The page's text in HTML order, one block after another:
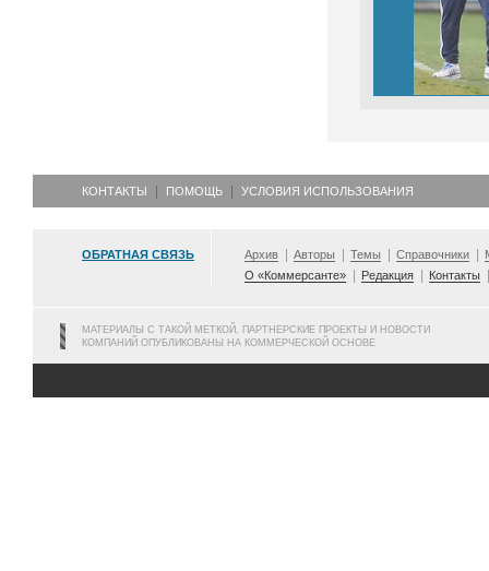
КОНТАКТЫ ПОМОЩЬ УСЛОВИЯ ИСПОЛЬЗОВАНИЯ
ОБРАТНАЯ СВЯЗЬ Архив Авторы Темы Справочники
О «Коммерсанте»
Редакция Контакты
МАТЕРИАЛЫ С ТАКОЙ МЕТКОЙ, ПАРТНЕРСКИЕ ПРОЕКТЫ И НОВОСТИ
КОМПАНИЙ ОПУБЛИКОВАНЫ НА КОММЕРЧЕСКОЙ ОСНОВЕ